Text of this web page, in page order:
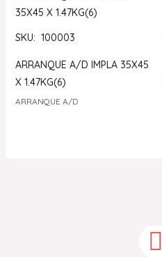
SKU: 100003
ARRANQUE A/D IMPLA 35X45
X 1.47KG(6)
ARRANQUE A/D